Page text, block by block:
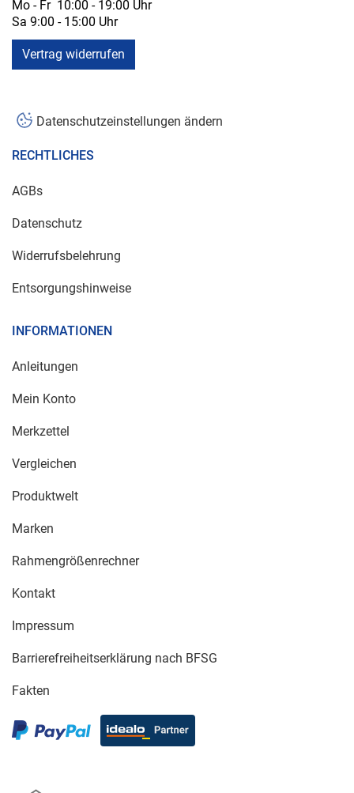
Mo - Fr 10:00 - 19:00 Uhr
Sa 9:00 - 15:00 Uhr
Vertrag widerrufen
Datenschutzeinstellungen ändern
RECHTLICHES
AGBs
Datenschutz
Widerrufsbelehrung
Entsorgungshinweise
INFORMATIONEN
Anleitungen
Mein Konto
Merkzettel
Vergleichen
Produktwelt
Marken
Rahmengrößenrechner
Kontakt
Impressum
Barrierefreiheitserklärung nach BFSG
Fakten